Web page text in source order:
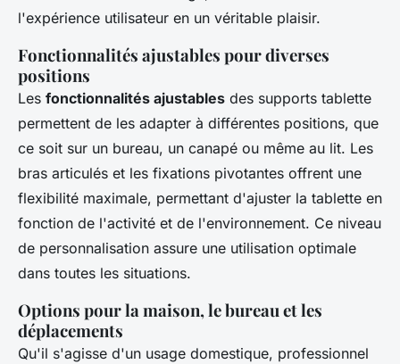
l'expérience utilisateur en un véritable plaisir.
Fonctionnalités ajustables pour diverses
positions
Les fonctionnalités ajustables des supports tablette
permettent de les adapter à différentes positions, que
ce soit sur un bureau, un canapé ou même au lit. Les
bras articulés et les fixations pivotantes offrent une
flexibilité maximale, permettant d'ajuster la tablette en
fonction de l'activité et de l'environnement. Ce niveau
de personnalisation assure une utilisation optimale
dans toutes les situations.
Options pour la maison, le bureau et les
déplacements
Qu'il s'agisse d'un usage domestique, professionnel